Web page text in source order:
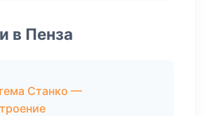
в Пенза
Станко —